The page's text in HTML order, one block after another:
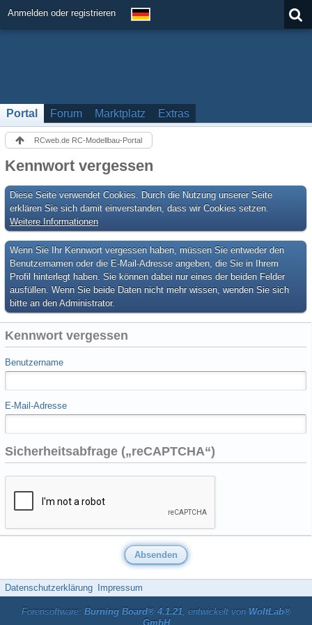
Anmelden oder registrieren
Portal Forum Marktplatz Extras
RCweb.de RC-Modellbau-Portal
Kennwort vergessen
Diese Seite verwendet Cookies. Durch die Nutzung unserer Seite
erklären Sie sich damit einverstanden, dass wir Cookies setzen.
Weitere Informationen
Wenn Sie Ihr Kennwort vergessen haben, müssen Sie entweder den
Benutzernamen oder die E-Mail-Adresse angeben, die Sie in Ihrem
Profil hinterlegt haben. Sie können dabei nur eines der beiden Felder
ausfüllen. Wenn Sie beide Daten nicht mehr wissen, wenden Sie sich
bitte an den Administrator.
Kennwort vergessen
Benutzername
E-Mail-Adresse
Sicherheitsabfrage („reCAPTCHA“)
Datenschutzerklärung Impressum
Forensoftware: Burning Board® 4.1.21, entwickelt von WoltLab®
GmbH